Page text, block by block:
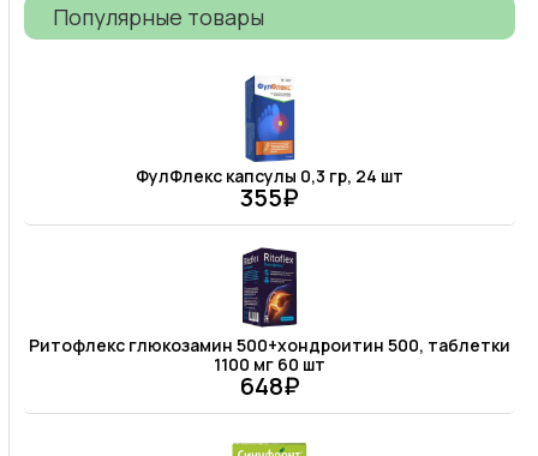
Популярные товары
ФулФлекс капсулы 0,3 гр, 24 шт
355₽
Ритофлекс глюкозамин 500+хондроитин 500, таблетки
1100 мг 60 шт
648₽